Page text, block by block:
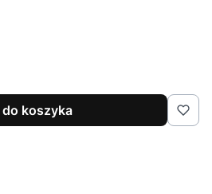
do koszyka